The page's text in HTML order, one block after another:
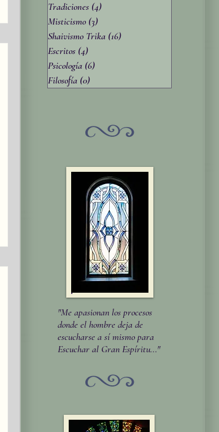
Tradiciones (4)
Misticismo (3)
Shaivismo Trika (16)
Escritos (4)
Psicología (6)
Filosofía (0)
"Me apasionan los procesos
donde el hombre deja de
escucharse a sí mismo para
Escuchar al Gran Espíritu..."